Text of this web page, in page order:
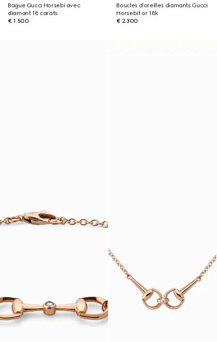
Bague Gucci Horsebi avec
diamant 18 carats
€ 1.500
Boucles d’oreilles diamants Gucci
Horsebit or 18k
€ 2.300